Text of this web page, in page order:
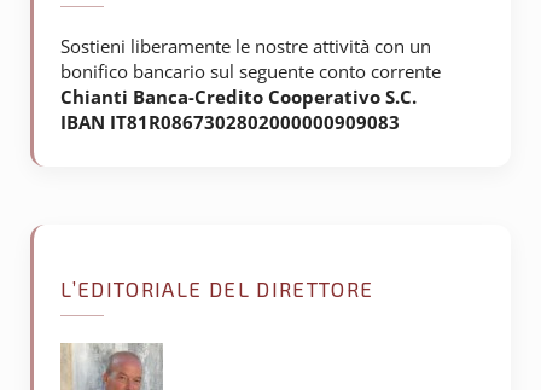
Sostieni liberamente le nostre attività con un
bonifico bancario sul seguente conto corrente
Chianti Banca-Credito Cooperativo S.C.
IBAN IT81R0867302802000000909083
L’EDITORIALE DEL DIRETTORE